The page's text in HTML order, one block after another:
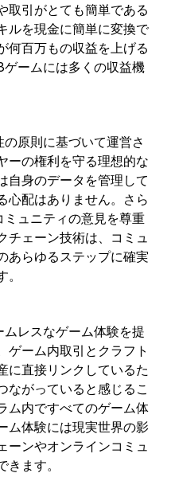
取引がとても簡単である
ルを現金に簡単に変換で
何百万もの収益を上げる
ームには多くの収益機
原則に基づいて運営さ
ーの権利を守る理想的な
自身のデータを管理して
心配はありません。さら
ュニティの意見を尊重
チェーン技術は、コミュ
あらゆるステップに確実
レスなゲーム体験を提
ゲーム内取引とクラフト
に直接リンクしているた
ながっていると感じるこ
ム内ですべてのゲーム体
ム体験には現実世界の影
ーンやオンラインコミュ
きます。